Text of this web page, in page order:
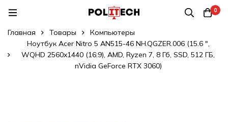
0
Главная Товары
Компьютеры
Ноутбук Acer Nitro 5 AN515-46 NH.QGZER.006 (15.6 ",
WQHD 2560x1440 (16:9), AMD, Ryzen 7, 8 Гб, SSD, 512 ГБ,
nVidia GeForce RTX 3060)